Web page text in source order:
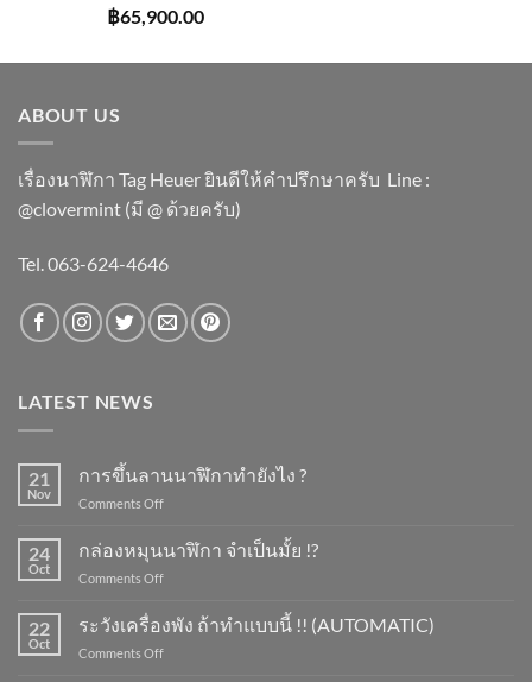
฿65,900.00
ABOUT US
เรื่องนาฬิกา Tag Heuer ยินดีให้คำปรึกษาครับ ​Line :
@clovermint (มี @ ด้วยครับ)
Tel. 063-624-4646
LATEST NEWS
21
Nov
การขึ้นลานนาฬิกาทำยังไง ?
Comments Offon
ลาน
นาฬิกา
ยัง
24
Oct
กล่องหมุนนาฬิกา จำเป็นมั้ย !?
Comments Offon
หมุน
นาฬิกา
จำเป็น
22
Oct
ระวังเครื่องพัง ถ้าทำแบบนี้ !! (AUTOMATIC)
Comments Offon